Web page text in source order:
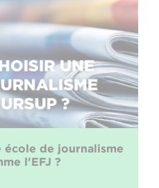
de journalisme
l'EFJ ?